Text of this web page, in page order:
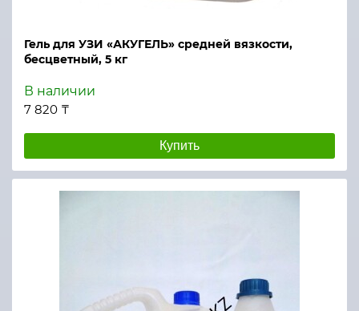
Гель для УЗИ «АКУГЕЛЬ» средней вязкости,
бесцветный, 5 кг
В наличии
7 820 ₸
Купить